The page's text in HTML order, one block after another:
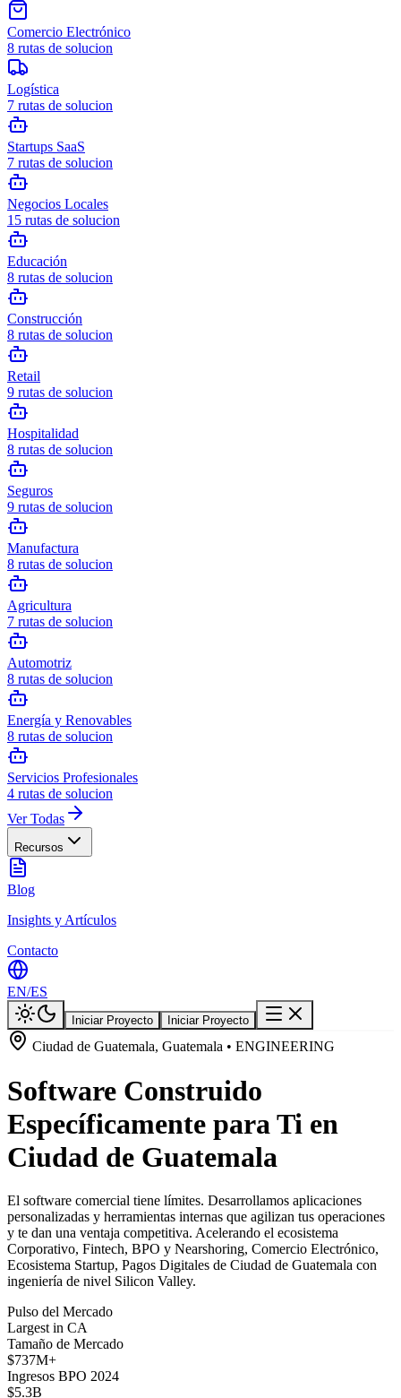
Comercio Electrónico
8 rutas de solucion
Logística
7 rutas de solucion
Startups SaaS
7 rutas de solucion
Negocios Locales
15 rutas de solucion
Educación
8 rutas de solucion
Construcción
8 rutas de solucion
Retail
9 rutas de solucion
Hospitalidad
8 rutas de solucion
Seguros
9 rutas de solucion
Manufactura
8 rutas de solucion
Agricultura
7 rutas de solucion
Automotriz
8 rutas de solucion
Energía y Renovables
8 rutas de solucion
Servicios Profesionales
4 rutas de solucion
Ver Todas
Recursos
Blog
Insights y Artículos
Contacto
EN/ES
Iniciar Proyecto Iniciar Proyecto
Ciudad de Guatemala, Guatemala • ENGINEERING
Software Construido
Específicamente para Ti en
Ciudad de Guatemala
El software comercial tiene límites. Desarrollamos aplicaciones
personalizadas y herramientas internas que agilizan tus operaciones
y te dan una ventaja competitiva. Acelerando el ecosistema
Corporativo, Fintech, BPO y Nearshoring, Comercio Electrónico,
Ecosistema Startup, Pagos Digitales de Ciudad de Guatemala con
ingeniería de nivel Silicon Valley.
Pulso del Mercado
Largest in CA
Tamaño de Mercado
$737M+
Ingresos BPO 2024
$5.3B